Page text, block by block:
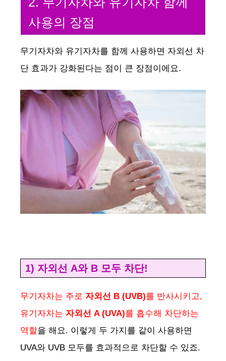
사용의 장점
무기자차와 유기자차를 함께 사용하면 자외선 차
단 효과가 강화된다는 점이 큰 장점이에요.
1) 자외선 A와 B 모두 차단!
무기자차는 주로 자외선 B (UVB)를 반사시키고,
유기자차는 자외선 A (UVA)를 흡수해 차단하는
역할을 해요. 이렇게 두 가지를 같이 사용하면
UVA와 UVB 모두를 효과적으로 차단할 수 있죠.